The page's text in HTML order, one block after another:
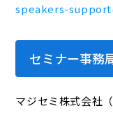
speakers-
セミナー事務
マジセミ株式会社（